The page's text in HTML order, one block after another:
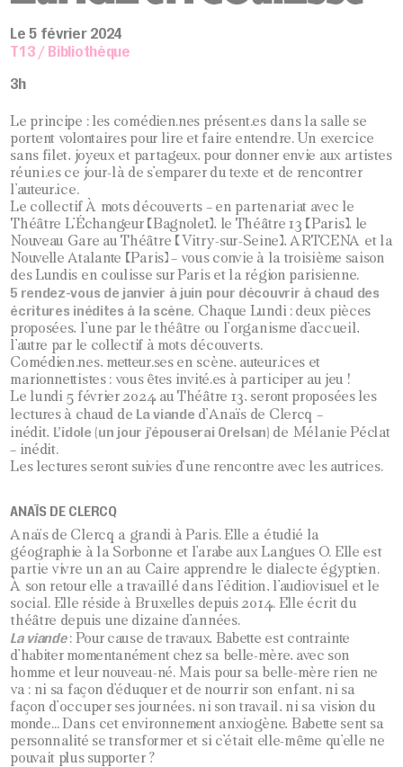
Le 5 février 2024
T13 / Bibliothèque
3h
Le principe : les comédien.nes présent.es dans la salle se
portent volontaires pour lire et faire entendre. Un exercice
sans filet, joyeux et partageux, pour donner envie aux artistes
réuni.es ce jour-là de s’emparer du texte et de rencontrer
l’auteur.ice.
Le collectif À mots découverts – en partenariat avec le
Théâtre L’Échangeur (Bagnolet), le Théâtre 13 (Paris), le
Nouveau Gare au Théâtre (Vitry-sur-Seine), ARTCENA et la
Nouvelle Atalante (Paris) – vous convie à la troisième saison
des Lundis en coulisse sur Paris et la région parisienne.
5 rendez-vous de janvier à juin pour découvrir à chaud des
écritures inédites à la scène. Chaque Lundi : deux pièces
proposées, l’une par le théâtre ou l’organisme d’accueil,
l’autre par le collectif à mots découverts.
Comédien.nes, metteur.ses en scène, auteur.ices et
marionnettistes : vous êtes invité.es à participer au jeu !
Le lundi 5 février 2024 au Théâtre 13, seront proposées les
lectures à chaud de La viande d’Anaïs de Clercq –
inédit, L’idole (un jour j’épouserai Orelsan) de Mélanie Péclat
– inédit.
Les lectures seront suivies d’une rencontre avec les autrices.
ANAÏS DE CLERCQ
Anaïs de Clercq a grandi à Paris. Elle a étudié la
géographie à la Sorbonne et l’arabe aux Langues O. Elle est
partie vivre un an au Caire apprendre le dialecte égyptien.
À son retour elle a travaillé dans l’édition, l’audiovisuel et le
social. Elle réside à Bruxelles depuis 2014. Elle écrit du
théâtre depuis une dizaine d’années.
La viande: Pour cause de travaux, Babette est contrainte
d’habiter momentanément chez sa belle-mère, avec son
homme et leur nouveau-né. Mais pour sa belle-mère rien ne
va : ni sa façon d’éduquer et de nourrir son enfant, ni sa
façon d’occuper ses journées, ni son travail, ni sa vision du
monde… Dans cet environnement anxiogène, Babette sent sa
personnalité se transformer et si c’était elle-même qu’elle ne
pouvait plus supporter ?